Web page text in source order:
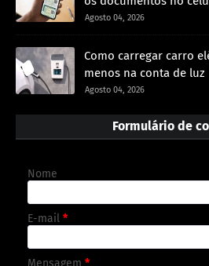
Agosto 04, 2026
Como carregar carro
menos na conta de luz
Agosto 04, 2026
Formulário de
Nome
E-mail *